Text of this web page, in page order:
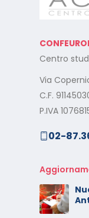
Centro
Via
C.F.
P.IVA
02-
–
Il